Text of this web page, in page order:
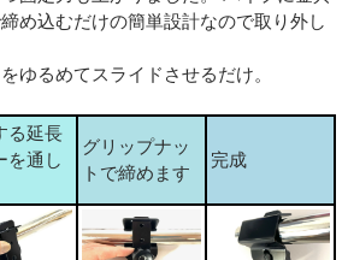
め込むだけの簡単設計なので取り外し
ゆるめてスライドさせるだけ。
る延長
を通し
グリップナッ
トで締めます
完成